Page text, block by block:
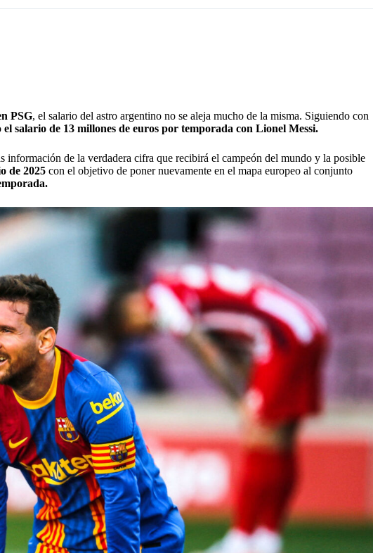
PSG, el salario del astro argentino no se aleja mucho de la misma. Siguiendo con
el salario de 13 millones de euros por temporada con Lionel Messi.
información de la verdadera cifra que recibirá el campeón del mundo y la posible
de 2025 con el objetivo de poner nuevamente en el mapa europeo al conjunto